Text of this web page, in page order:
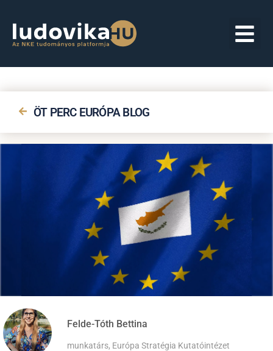
ÖT PERC EURÓPA BLOG
Felde-Tóth Bettina
munkatárs, Európa Stratégia Kutatóintézet